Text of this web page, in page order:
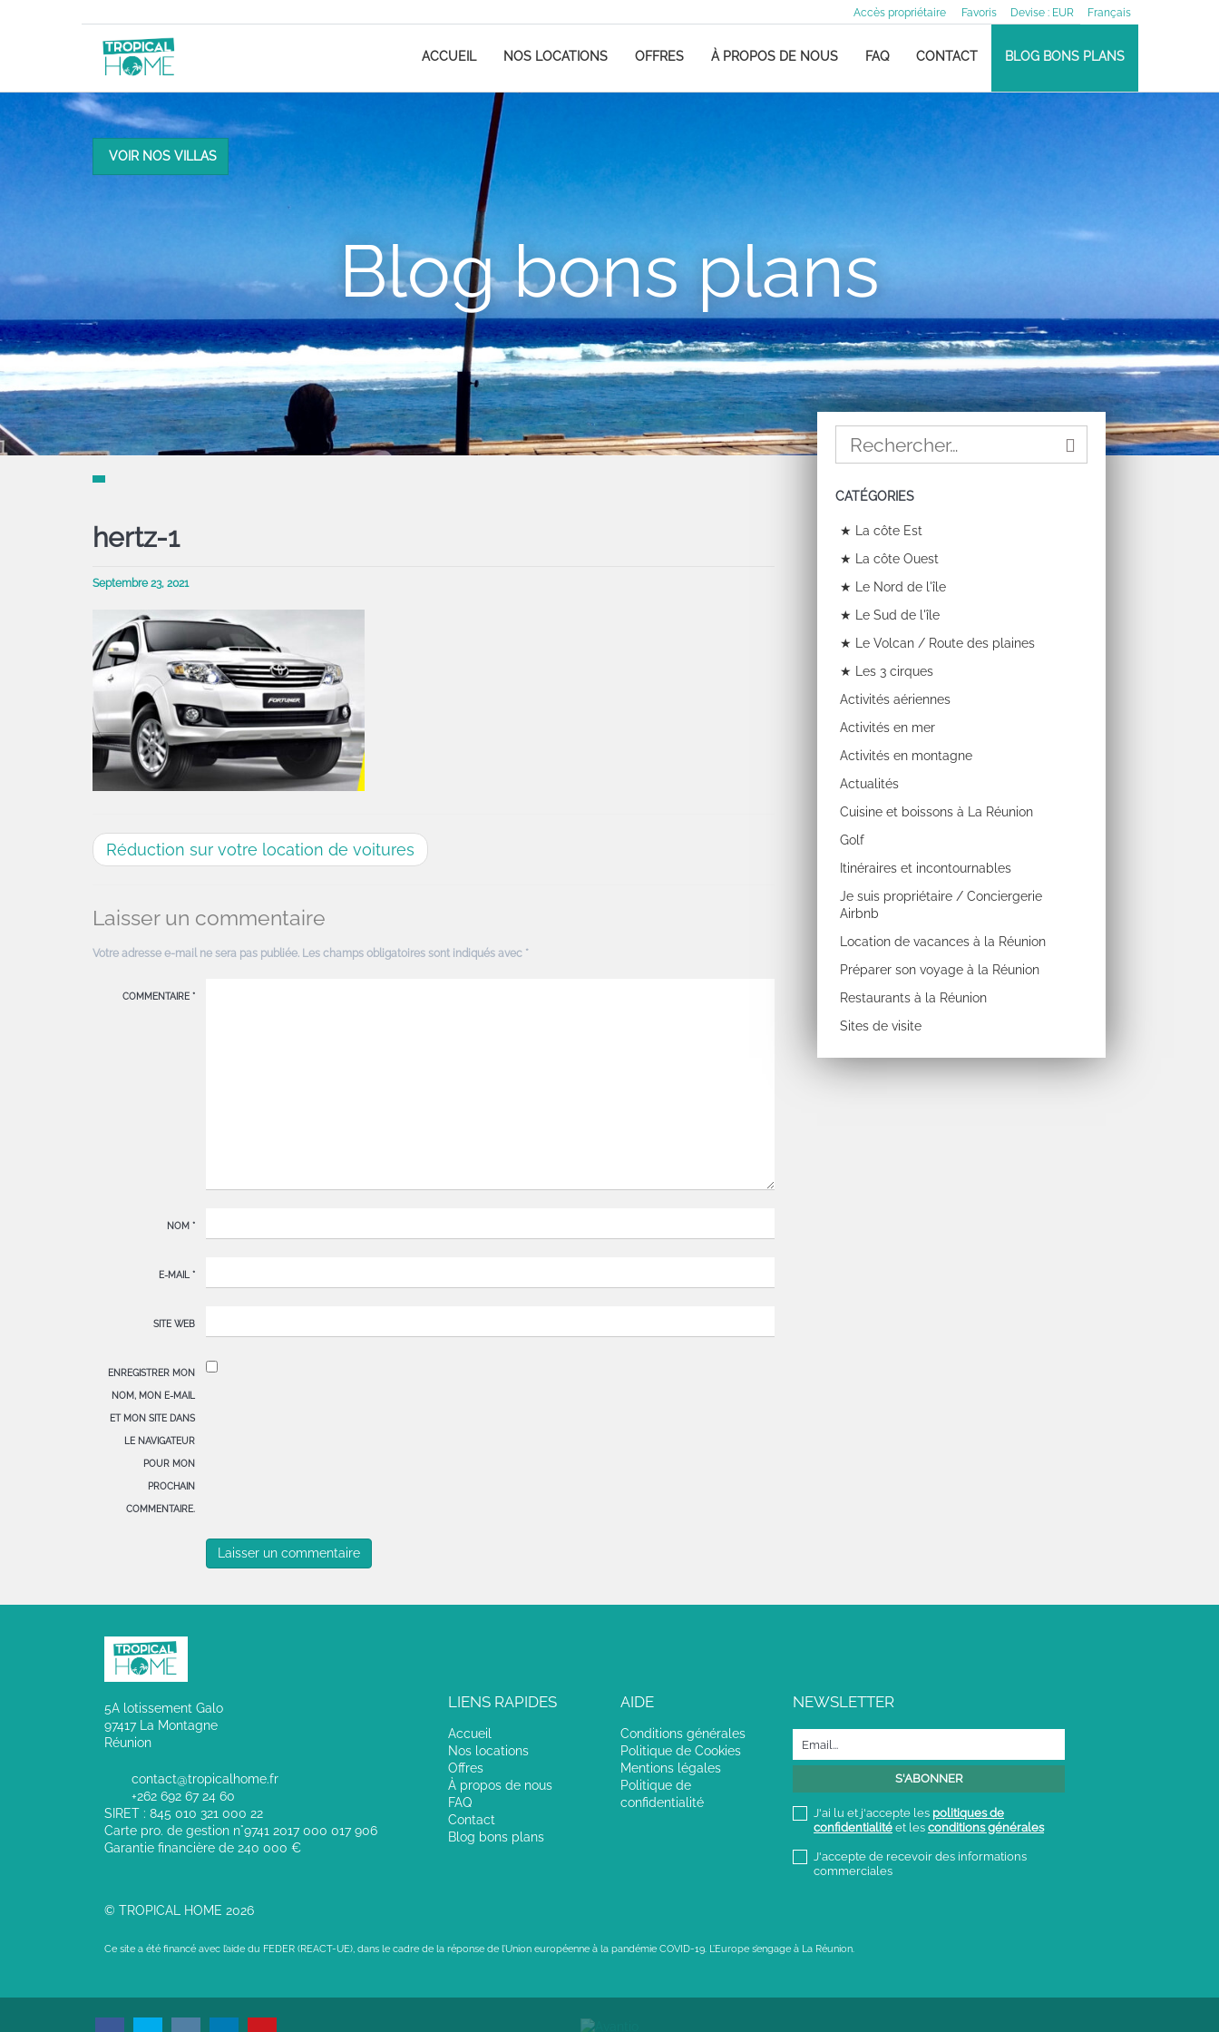
Français
Devise : EUR
Favoris
Accès propriétaire
ACCUEIL NOS LOCATIONS OFFRES À PROPOS DE NOUS FAQ CONTACT BLOG BONS PLANS
VOIR NOS VILLAS
Blog bons plans
hertz-1
Septembre 23, 2021
Réduction sur votre location de voitures
Laisser un commentaire
Votre adresse e-mail ne sera pas publiée. Les champs obligatoires sont indiqués avec *
COMMENTAIRE *
NOM *
E-MAIL *
SITE WEB
ENREGISTRER MON
NOM, MON E-MAIL
ET MON SITE DANS
LE NAVIGATEUR
POUR MON
PROCHAIN
COMMENTAIRE.
CATÉGORIES
★ La côte Est
★ La côte Ouest
★ Le Nord de l'île
★ Le Sud de l'île
★ Le Volcan / Route des plaines
★ Les 3 cirques
Activités aériennes
Activités en mer
Activités en montagne
Actualités
Cuisine et boissons à La Réunion
Golf
Itinéraires et incontournables
Je suis propriétaire / Conciergerie
Airbnb
Location de vacances à la Réunion
Préparer son voyage à la Réunion
Restaurants à la Réunion
Sites de visite
5A lotissement Galo
97417 La Montagne
Réunion
contact@tropicalhome.fr
+262 692 67 24 60
SIRET : 845 010 321 000 22
Carte pro. de gestion n°9741 2017 000 017 906
Garantie financière de 240 000 €
© TROPICAL HOME 2026
LIENS RAPIDES
Accueil
Nos locations
Offres
À propos de nous
FAQ
Contact
Blog bons plans
AIDE
Conditions générales
Politique de Cookies
Mentions légales
Politique de
confidentialité
NEWSLETTER
J'ai lu et j'accepte les politiques de
confidentialitéet les conditions générales
J'accepte de recevoir des informations
commerciales
Ce site a été financé avec l’aide du FEDER (REACT-UE), dans le cadre de la réponse de l’Union européenne à la pandémie COVID-19. L’Europe s’engage à La Réunion.